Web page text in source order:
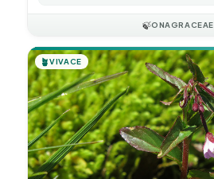
🍃ONAGRACEAE
🪴VIVACE